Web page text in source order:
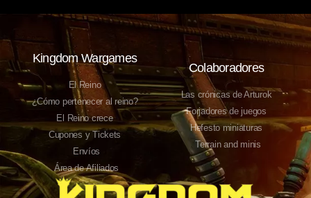
Kingdom Wargames
El Reino
¿Cómo pertenecer al reino?
El Reino crece
Cupones y Tickets
Envíos
Área de Afiliados
Colaboradores
Las crónicas de Arturok
Forjadores de juegos
Hefesto miniaturas
Terrain and minis